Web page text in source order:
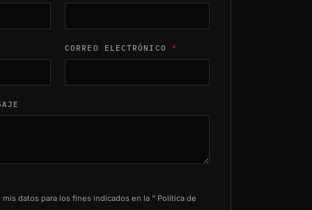
CORREO ELECTRÓNICO *
datos para los fines indicados en la “ Política de